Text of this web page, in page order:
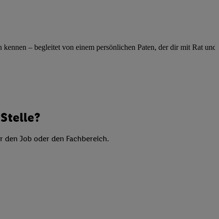
– begleitet von einem persönlichen Paten, der dir mit Rat und
Job oder den Fachbereich.
Quellen,
Analyse
Verwendung
von Profilen